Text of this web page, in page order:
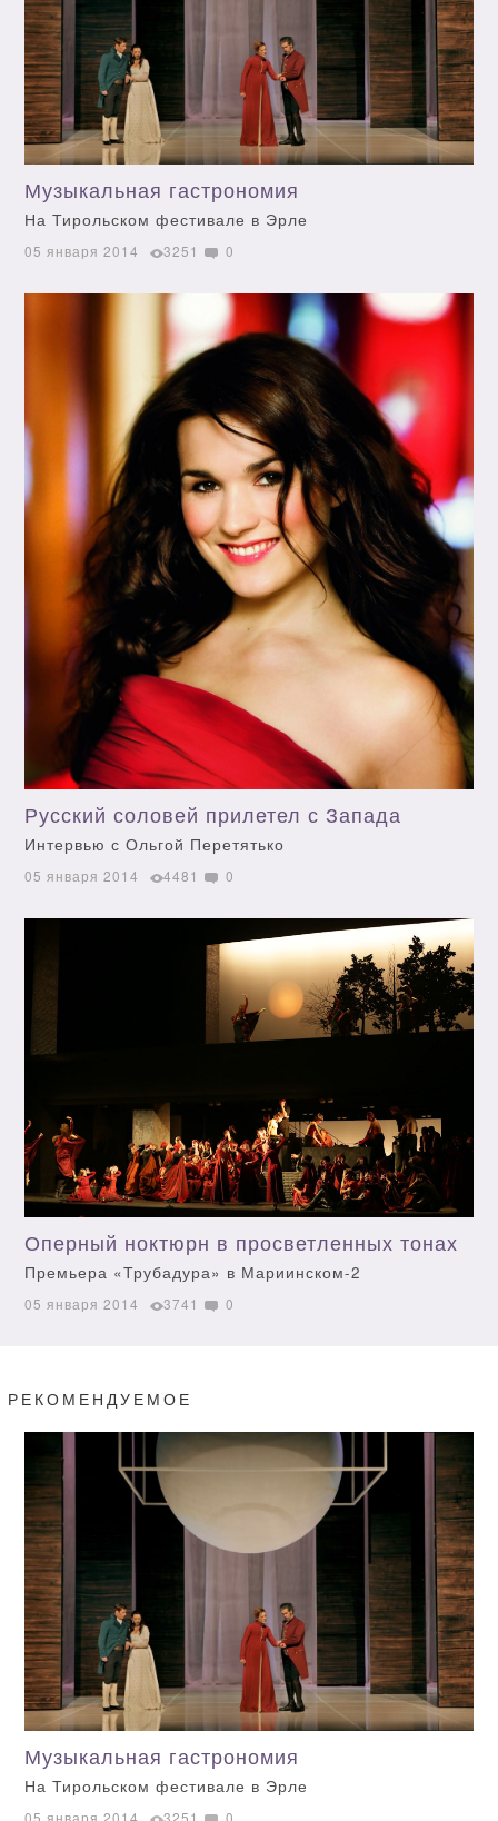
Музыкальная гастрономия
На Тирольском фестивале в Эрле
05 января 2014 3251 0
Русский соловей прилетел с Запада
Интервью с Ольгой Перетятько
05 января 2014 4481 0
Оперный ноктюрн в просветленных тонах
Премьера «Трубадура» в Мариинском-2
05 января 2014 3741 0
РЕКОМЕНДУЕМОЕ
Музыкальная гастрономия
На Тирольском фестивале в Эрле
05 января 2014 3251 0